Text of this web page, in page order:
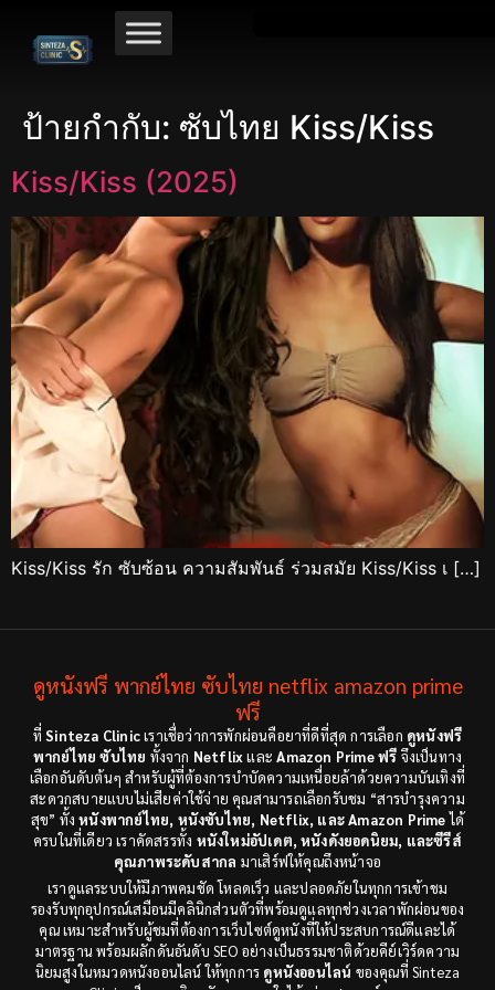
ป้ายกำกับ: ซับไทย Kiss/Kiss
Kiss/Kiss (2025)
Kiss/Kiss รัก ซับซ้อน ความสัมพันธ์ ร่วมสมัย Kiss/Kiss เ […]
ดูหนังฟรี พากย์ไทย ซับไทย netflix amazon prime
ฟรี
ที่Sinteza Clinicเราเชื่อว่าการพักผ่อนคือยาที่ดีที่สุด การเลือก ดูหนังฟรี
พากย์ไทย ซับไทย ทั้งจาก NetflixและAmazon Prime ฟรี จึงเป็นทาง
เลือกอันดับต้นๆ สำหรับผู้ที่ต้องการบำบัดความเหนื่อยล้าด้วยความบันเทิงที่
สะดวกสบายแบบไม่เสียค่าใช้จ่าย คุณสามารถเลือกรับชม “สารบำรุงความ
สุข” ทั้งหนังพากย์ไทย, หนังซับไทย, Netflix, และ Amazon Primeได้
ครบในที่เดียว เราคัดสรรทั้ง หนังใหม่อัปเดต, หนังดังยอดนิยม, และซีรีส์
คุณภาพระดับสากล มาเสิร์ฟให้คุณถึงหน้าจอ
เราดูแลระบบให้มีภาพคมชัด โหลดเร็ว และปลอดภัยในทุกการเข้าชม
รองรับทุกอุปกรณ์เสมือนมีคลินิกส่วนตัวที่พร้อมดูแลทุกช่วงเวลาพักผ่อนของ
คุณ เหมาะสำหรับผู้ชมที่ต้องการเว็บไซต์ดูหนังที่ให้ประสบการณ์ดีและได้
มาตรฐาน พร้อมผลักดันอันดับ SEO อย่างเป็นธรรมชาติด้วยคีย์เวิร์ดความ
นิยมสูงในหมวดหนังออนไลน์ ให้ทุกการ ดูหนังออนไลน์ ของคุณที่ Sinteza